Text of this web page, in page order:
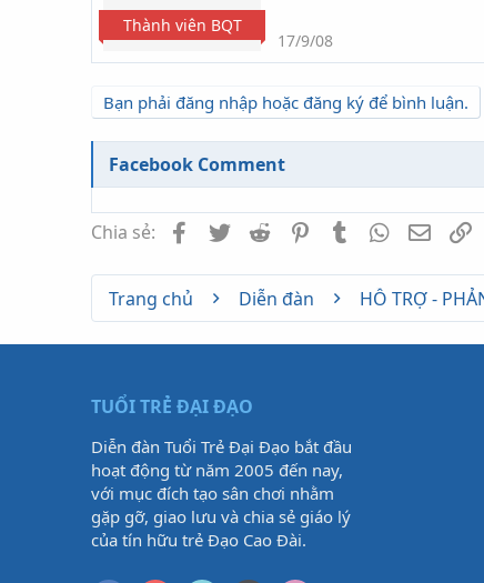
Thành viên BQT
17/9/08
Bạn phải đăng nhập hoặc đăng ký để bình luận.
Facebook Comment
Chia sẻ: FacebookTwitterReddit PinterestTumblrWhatsApp
Email
Trang chủ Diễn đàn HỖ TRỢ -
TUỔI TRẺ ĐẠI ĐẠO
Diễn đàn Tuổi Trẻ Đại Đạo bắt đầu
hoạt động từ năm 2005 đến nay,
với mục đích tạo sân chơi nhằm
gặp gỡ, giao lưu và chia sẻ giáo lý
của tín hữu trẻ Đạo Cao Đài.